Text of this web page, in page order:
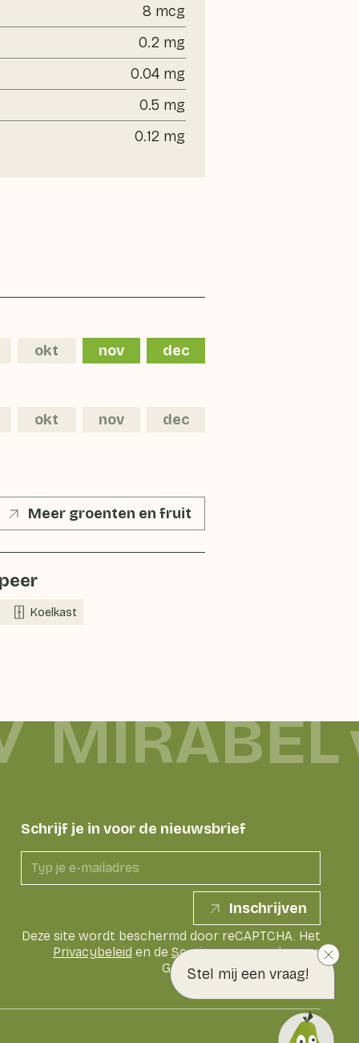
Stel mij een vraag!
8 mcg
0.2 mg
0.04 mg
0.5 mg
0.12 mg
okt nov dec
okt nov dec
Meer groenten en fruit
Koelkast
MIRABEL
Schrijf je in voor de nieuwsbrief
Inschrijven
Deze site wordt beschermd door reCAPTCHA. Het
Privacybeleid en de Servicevoorwaardenvan
Google zijn van toepassing